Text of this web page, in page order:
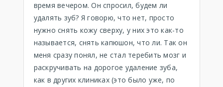
время вечером. Он спросил, будем ли
удалять зуб? Я говорю, что нет, просто
нужно снять кожу сверху, у них это как-то
называется, снять капюшон, что ли. Так он
меня сразу понял, не стал теребить мозг и
раскручивать на дорогое удаление зуба,
как в других клиниках (это было уже, по